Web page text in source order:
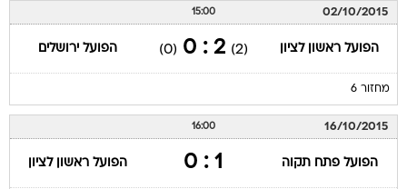
02/10/2015
15:00
הפועל ראשון לציון (2)
2 : 0
(0) הפועל ירושלים
מחזור 6
16/10/2015
16:00
הפועל פתח תקוה 1 : 0 הפועל ראשון לציון